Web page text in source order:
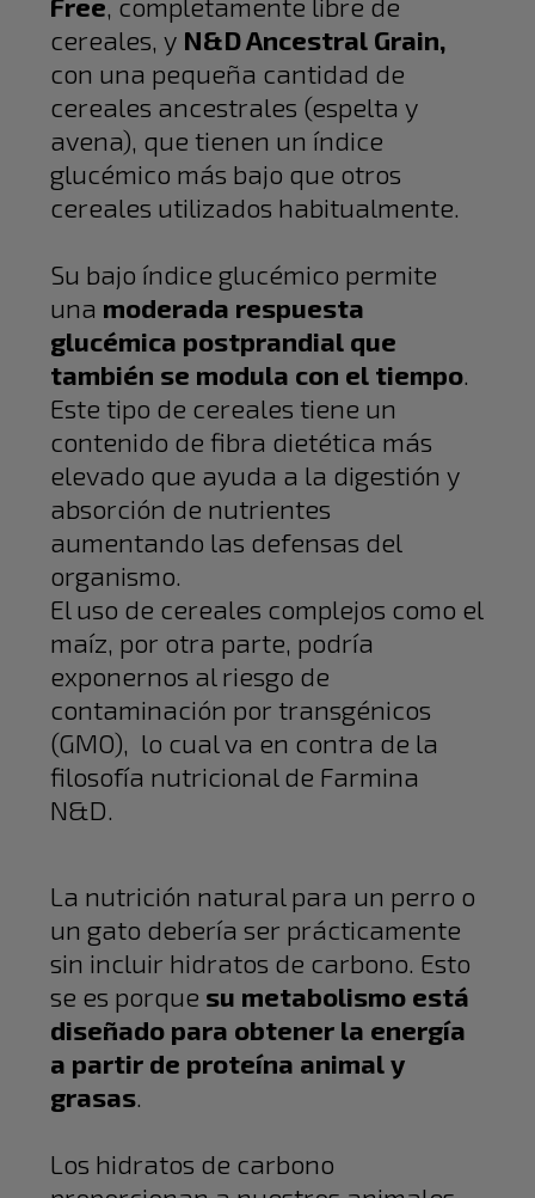
Free, completamente libre de
cereales, y N&D Ancestral Grain,
con una pequeña cantidad de
cereales ancestrales (espelta y
avena), que tienen un índice
glucémico más bajo que otros
cereales utilizados habitualmente.
Su bajo índice glucémico permite
una moderada respuesta
glucémica postprandial que
también se modula con el tiempo.
Este tipo de cereales tiene un
contenido de fibra dietética más
elevado que ayuda a la digestión y
absorción de nutrientes
aumentando las defensas del
organismo.
El uso de cereales complejos como el
maíz, por otra parte, podría
exponernos al riesgo de
contaminación por transgénicos
(GMO), lo cual va en contra de la
filosofía nutricional de Farmina
N&D.
La nutrición natural para un perro o
un gato debería ser prácticamente
sin incluir hidratos de carbono. Esto
se es porque su metabolismo está
diseñado para obtener la energía
a partir de proteína animal y
grasas.
Los hidratos de carbono